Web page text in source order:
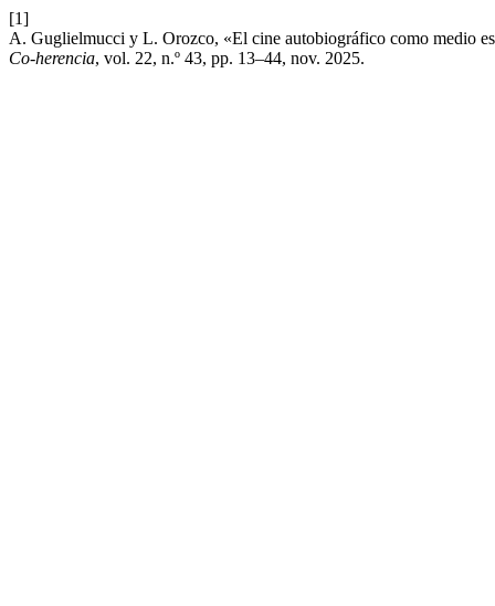
[1]
A. Guglielmucci y L. Orozco, «El cine autobiográfico como medio
Co-herencia, vol. 22, n.º 43, pp. 13–44, nov. 2025.